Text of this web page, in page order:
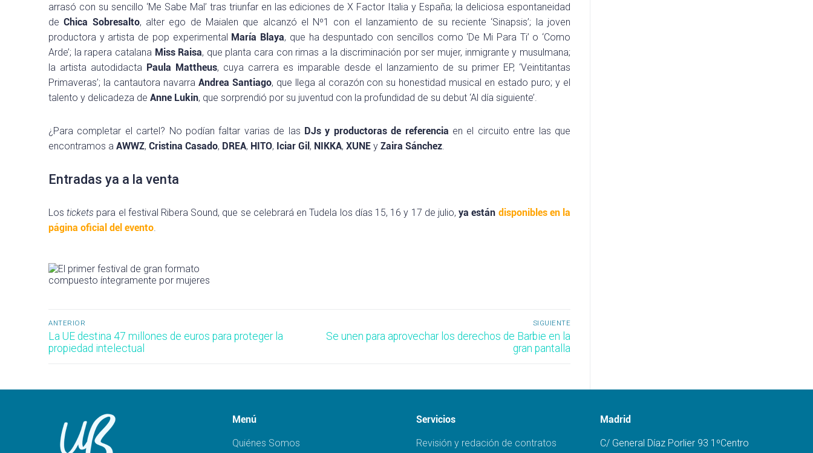
arrasó con su sencillo ‘Me Sabe Mal’ tras triunfar en las ediciones de X Factor Italia y España; la deliciosa espontaneidad
deChica Sobresalto, alter ego de Maialen que alcanzó el Nº1 con el lanzamiento de su reciente ‘Sinapsis’; la joven
productora y artista de pop experimental María Blaya, que ha despuntado con sencillos como ‘De Mi Para Ti’ o ‘Como
Arde’; la rapera catalana Miss Raisa, que planta cara con rimas a la discriminación por ser mujer, inmigrante y musulmana;
la artista autodidacta Paula Mattheus, cuya carrera es imparable desde el lanzamiento de su primer EP, ‘Veintitantas
Primaveras’; la cantautora navarra Andrea Santiago, que llega al corazón con su honestidad musical en estado puro; y el
talento y delicadeza de Anne Lukin, que sorprendió por su juventud con la profundidad de su debut ‘Al día siguiente’.
¿Para completar el cartel? No podían faltar varias de las DJs y productoras de referencia en el circuito entre las que
encontramos a AWWZ, Cristina Casado, DREA, HITO, Iciar Gil , NIKKA, XUNE y Zaira Sánchez
Entradas ya a la venta
Lostickets para el festival Ribera Sound, que se celebrará en Tudela los días 15, 16 y 17 de julio,ya están disponibles en la
página oficial del evento
Navegación
de
ANTERIOR
Entrada
anterior:
La UE destina 47 millones de euros para proteger la
propiedad intelectual
SIGUIENTE
Entrada
Se unen para aprovechar los derechos de Barbie en la
gran pantalla
Menú
Quiénes Somos
Servicios
Revisión y redación de contratos
Madrid
C/ General Díaz Porlier 93 1ºCentro